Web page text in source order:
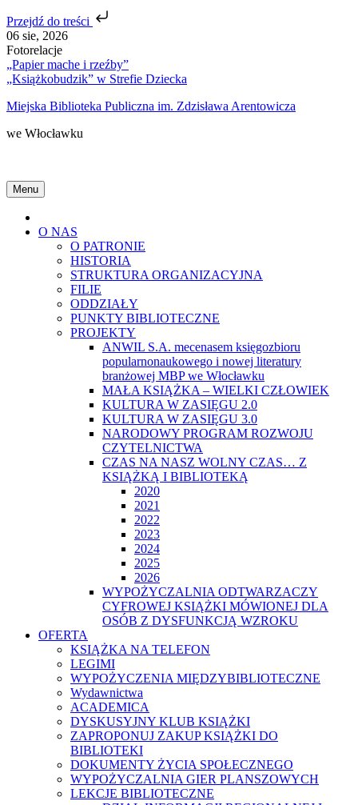
Przejdź do treści
Skip
to
content
06 sie, 2026
Fotorelacje
„Papier mache i rzeźby”
„Książkobudzik” w Strefie Dziecka
Miejska Biblioteka Publiczna im. Zdzisława Arentowicza
we Włocławku
Menu
O NAS
O PATRONIE
HISTORIA
STRUKTURA ORGANIZACYJNA
FILIE
ODDZIAŁY
PUNKTY BIBLIOTECZNE
PROJEKTY
ANWIL S.A. mecenasem księgozbioru
popularnonaukowego i nowej literatury
branżowej MBP we Włocławku
MAŁA KSIĄŻKA – WIELKI CZŁOWIEK
KULTURA W ZASIĘGU 2.0
KULTURA W ZASIĘGU 3.0
NARODOWY PROGRAM ROZWOJU
CZYTELNICTWA
CZAS NA NASZ WOLNY CZAS… Z
KSIĄŻKĄ I BIBLIOTEKĄ
2020
2021
2022
2023
2024
2025
2026
WYPOŻYCZALNIA ODTWARZACZY
CYFROWEJ KSIĄŻKI MÓWIONEJ DLA
OSÓB Z DYSFUNKCJĄ WZROKU
OFERTA
KSIĄŻKA NA TELEFON
LEGIMI
WYPOŻYCZENIA MIĘDZYBIBLIOTECZNE
Wydawnictwa
ACADEMICA
DYSKUSYJNY KLUB KSIĄŻKI
ZAPROPONUJ ZAKUP KSIĄŻKI DO
BIBLIOTEKI
DOKUMENTY ŻYCIA SPOŁECZNEGO
WYPOŻYCZALNIA GIER PLANSZOWYCH
LEKCJE BIBLIOTECZNE